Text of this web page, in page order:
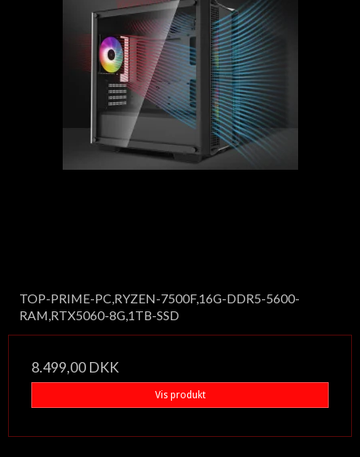
TOP-PRIME-PC,RYZEN-7500F,16G-DDR5-5600-
RAM,RTX5060-8G,1TB-SSD
8.499,00 DKK
Vis produkt